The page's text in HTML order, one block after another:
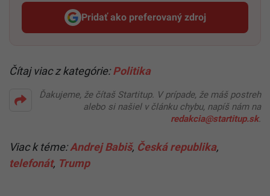
Pridať ako preferovaný zdroj
Startitup, odkaz sa otvorí v
Čítaj viac z kategórie:Politika
Ďakujeme, že čítaš Startitup. V prípade, že máš postreh
alebo si našiel v článku chybu, napíš nám na
redakcia@startitup.sk.
Viac k téme:Andrej Babiš, Česká republika,
telefonát, Trump